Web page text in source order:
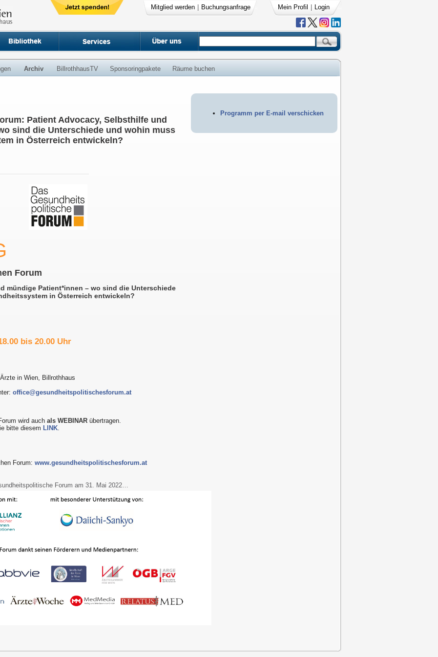
Mitglied werden Buchungsanfrage Mein Profil Login
Archiv BillrothhausTV Sponsoringpakete Räume buchen
Programm per E-mail verschicken
Patient Advocacy, Selbsthilfe und
sind die Unterschiede und wohin muss
in Österreich entwickeln?
Forum
mündige Patient*innen – wo sind die Unterschiede
in Österreich entwickeln?
bis 20.00 Uhr
in Wien, Billrothhaus
office@gesundheitspolitischesforum.at
wird auch als WEBINAR übertragen.
bitte diesem LINK.
Forum: www.gesundheitspolitischesforum.at
Forum am 31. Mai 2022…